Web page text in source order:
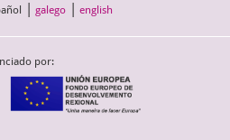
galego english
por: